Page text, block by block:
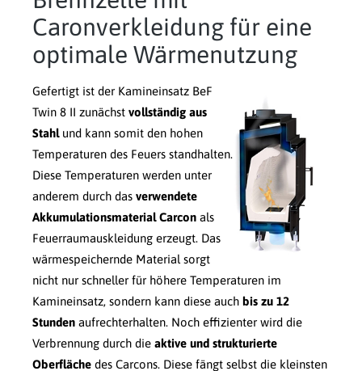
Caronverkleidung für eine
optimale Wärmenutzung
Gefertigt ist der Kamineinsatz BeF
Twin 8 II zunächst vollständig aus
Stahlund kann somit den hohen
Temperaturen des Feuers standhalten.
Diese Temperaturen werden unter
anderem durch das verwendete
Akkumulationsmaterial Carcon als
Feuerraumauskleidung erzeugt. Das
wärmespeichernde Material sorgt
nicht nur schneller für höhere Temperaturen im
Kamineinsatz, sondern kann diese auch bis zu 12
Stunden aufrechterhalten. Noch effizienter wird die
Verbrennung durch die aktive und strukturierte
Oberfläche des Carcons. Diese fängt selbst die kleinsten